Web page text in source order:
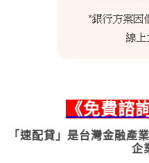
《免費諮
「速配貸」是台灣金融產
企